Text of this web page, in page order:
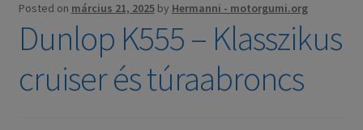
Posted on március 21, 2025 by Hermanni - motorgumi.org
Dunlop K555 – Klasszikus
cruiser és túraabroncs